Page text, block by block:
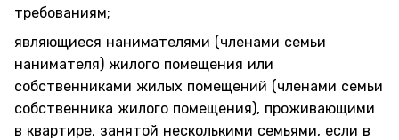
требованиям;
являющиеся нанимателями (членами семьи
нанимателя) жилого помещения или
собственниками жилых помещений (членами семьи
собственника жилого помещения), проживающими
в квартире, занятой несколькими семьями, если в